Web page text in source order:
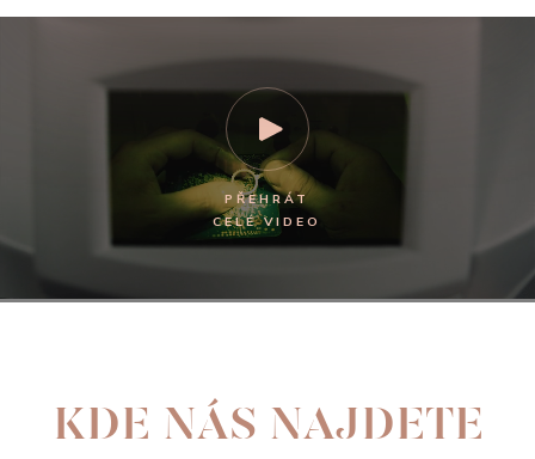
PŘEHRÁT
CELÉ VIDEO
KDE NÁS NAJDETE